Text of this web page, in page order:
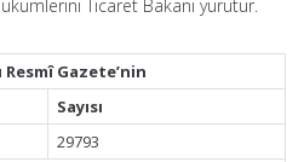
Ticaret Bakanı yürütür.
Resmî Gazete’nin
Sayısı
29793